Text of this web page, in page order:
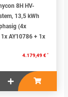
8H HV-
13,5 kWh
(4x
AY10786 + 1x
4.179,49 € *